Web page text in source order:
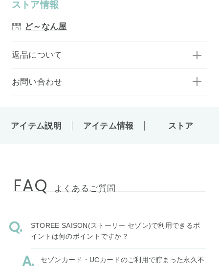
ストア情報
ど～なん屋
返品について
お問い合わせ
アイテム説明 アイテム情報 ストア
FAQ よくあるご質問
STOREE SAISON(ストーリー セゾン)で利用できるポ
イントは何のポイントですか？
セゾンカード・UCカードのご利用で貯まった永久不